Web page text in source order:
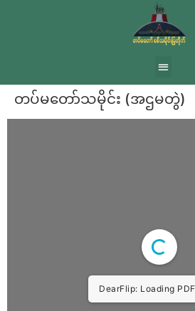
တပ်မတော်သမိုင်း (အဌမတွဲ)
DearFlip: Loading